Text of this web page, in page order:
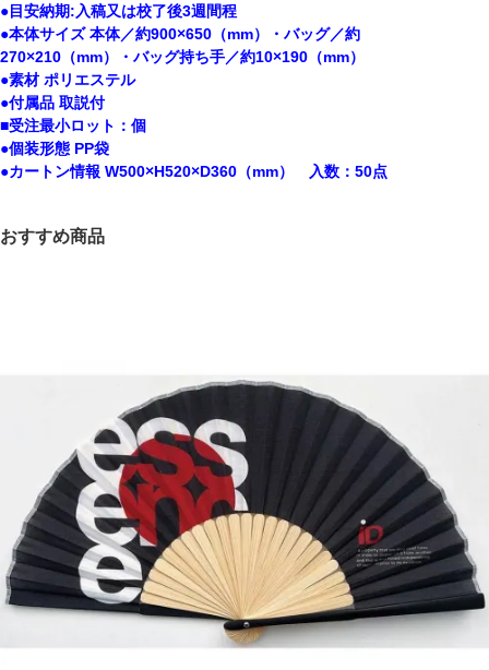
●目安納期:入稿又は校了後3週間程
●本体サイズ 本体／約900×650（mm）・バッグ／約
270×210（mm）・バッグ持ち手／約10×190（mm）
●素材 ポリエステル
●付属品 取説付
■受注最小ロット：個
●個装形態 PP袋
●カートン情報 W500×H520×D360（mm） 入数：50点
おすすめ商品